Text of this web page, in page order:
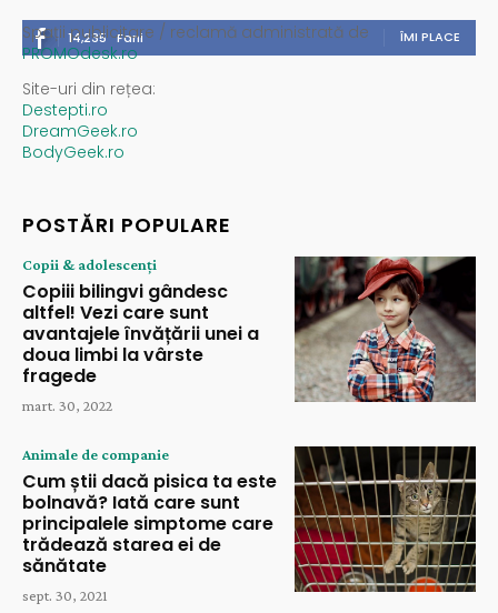
14,235 Fani ÎMI PLACE
Spații publicitare / reclamă administrată de
PROMOdesk.ro
Site-uri din rețea:
Destepti.ro
DreamGeek.ro
BodyGeek.ro
POSTĂRI POPULARE
Copii & adolescenți
Copiii bilingvi gândesc
altfel! Vezi care sunt
avantajele învățării unei a
doua limbi la vârste
fragede
mart. 30, 2022
Animale de companie
Cum știi dacă pisica ta este
bolnavă? Iată care sunt
principalele simptome care
trădează starea ei de
sănătate
sept. 30, 2021